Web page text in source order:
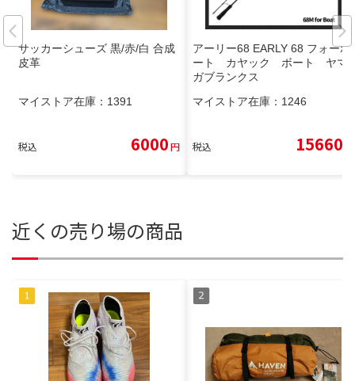
サッカーシューズ 黒/赤/白 合成
皮革
マイストア在庫： 1391
税込 6000円
アーリー68 EARLY 68 フォーボ
ート カヤック ボート ヤマ
ガブランクス
マイストア在庫： 1246
税込 15660
近くの売り場の商品